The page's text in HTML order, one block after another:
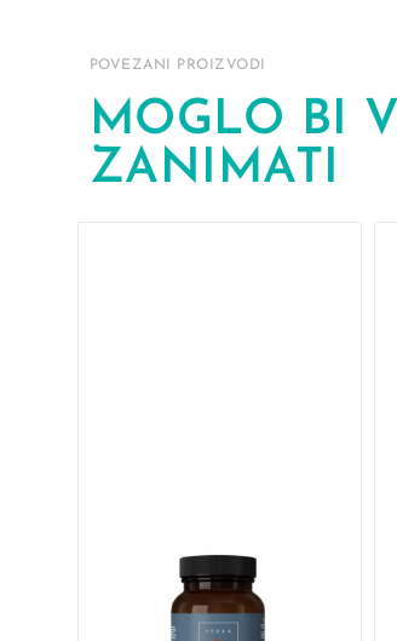
POVEZANI PROIZVODI
MOGLO BI
ZANIMATI